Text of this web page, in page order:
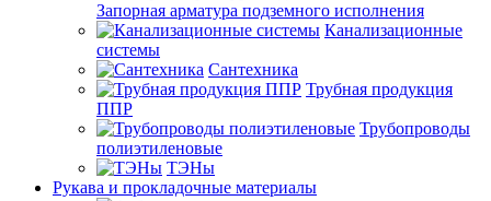
Запорная арматура подземного исполнения
Канализационные
системы
Сантехника
Трубная продукция
ППР
Трубопроводы
полиэтиленовые
ТЭНы
Рукава и прокладочные материалы